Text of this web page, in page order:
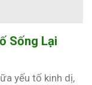
Sống Lại
yếu tố kinh dị,